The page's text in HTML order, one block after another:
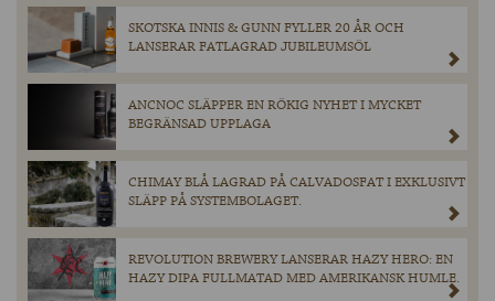
SKOTSKA INNIS & GUNN FYLLER 20 ÅR OCH
LANSERAR FATLAGRAD JUBILEUMSÖL
ANCNOC SLÄPPER EN RÖKIG NYHET I MYCKET
BEGRÄNSAD UPPLAGA
CHIMAY BLÅ LAGRAD PÅ CALVADOSFAT I EXKLUSIVT
SLÄPP PÅ SYSTEMBOLAGET.
REVOLUTION BREWERY LANSERAR HAZY HERO: EN
HAZY DIPA FULLMATAD MED AMERIKANSK HUMLE.